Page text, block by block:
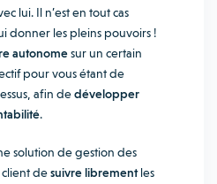
lui. Il n’est en tout cas
donner les pleins pouvoirs !
autonomesur un certain
pour vous étant de
afin dedévelopper
.
solution de gestion des
desuivre librementles